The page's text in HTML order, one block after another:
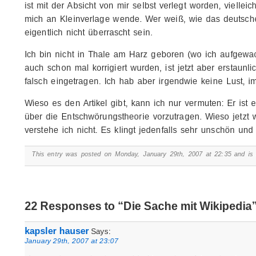
ist mit der Absicht von mir selbst verlegt worden,
mich an Kleinverlage wende. Wer weiß, wie das
eigentlich nicht überrascht sein.
Ich bin nicht in Thale am Harz geboren (wo ich
auch schon mal korrigiert wurden, ist jetzt aber
falsch eingetragen. Ich hab aber irgendwie keine Lust,
Wieso es den Artikel gibt, kann ich nur vermuten: Er ist
über die Entschwörungstheorie vorzutragen. Wieso
verstehe ich nicht. Es klingt jedenfalls sehr unschön
This entry was posted on Monday, January 29th, 2007 at 22:35 and
22 Responses to “Die Sache mit Wikipedia”
kapsler hauserSays:
January 29th, 2007 at 23:07